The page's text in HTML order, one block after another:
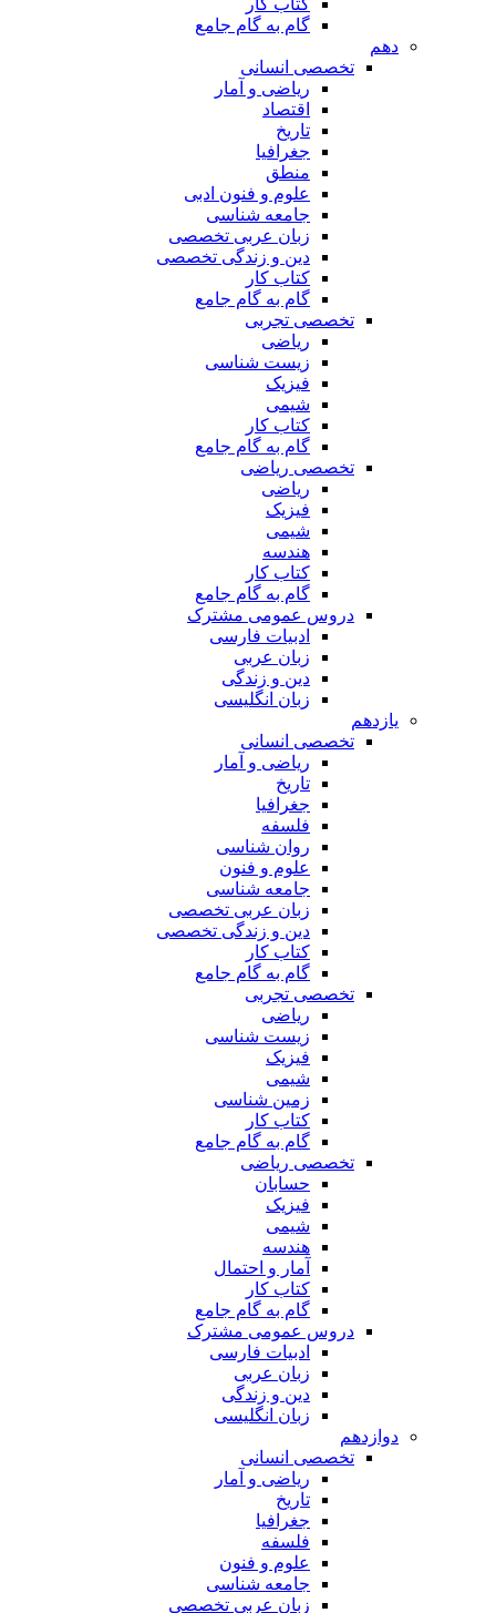
کتاب کار
گام به گام جامع
دهم
تخصصی انسانی
ریاضی و آمار
اقتصاد
تاریخ
جغرافیا
منطق
علوم و فنون ادبی
جامعه شناسی
زبان عربی تخصصی
دین و زندگی تخصصی
کتاب کار
گام به گام جامع
تخصصی تجربی
ریاضی
زیست شناسی
فیزیک
شیمی
کتاب کار
گام به گام جامع
تخصصی ریاضی
ریاضی
فیزیک
شیمی
هندسه
کتاب کار
گام به گام جامع
دروس عمومی مشترک
ادبیات فارسی
زبان عربی
دین و زندگی
زبان انگلیسی
یازدهم
تخصصی انسانی
ریاضی و آمار
تاریخ
جغرافیا
فلسفه
روان شناسی
علوم و فنون
جامعه شناسی
زبان عربی تخصصی
دین و زندگی تخصصی
کتاب کار
گام به گام جامع
تخصصی تجربی
ریاضی
زیست شناسی
فیزیک
شیمی
زمین شناسی
کتاب کار
گام به گام جامع
تخصصی ریاضی
حسابان
فیزیک
شیمی
هندسه
آمار و احتمال
کتاب کار
گام به گام جامع
دروس عمومی مشترک
ادبیات فارسی
زبان عربی
دین و زندگی
زبان انگلیسی
دوازدهم
تخصصی انسانی
ریاضی و آمار
تاریخ
جغرافیا
فلسفه
علوم و فنون
جامعه شناسی
زبان عربی تخصصی